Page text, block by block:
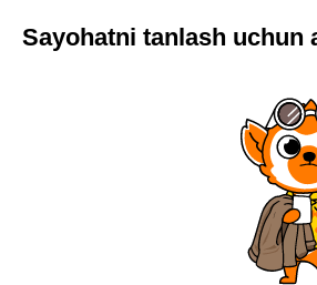
Sayohatni tanlash uchun